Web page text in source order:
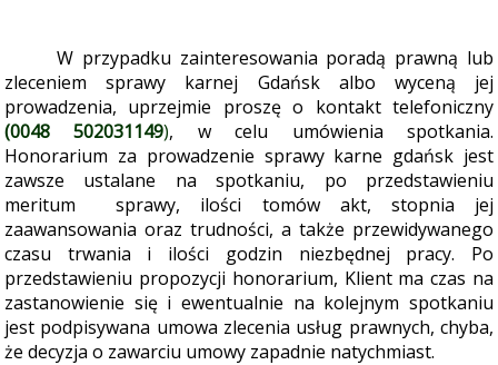
W przypadku zainteresowania poradą prawną lub
zleceniem sprawy karnej Gdańsk albo wyceną jej
prowadzenia, uprzejmie proszę o kontakt telefoniczny
(0048 502031149), w celu umówienia spotkania.
Honorarium za prowadzenie sprawy karne gdańsk jest
zawsze ustalane na spotkaniu, po przedstawieniu
meritum sprawy, ilości tomów akt, stopnia jej
zaawansowania oraz trudności, a także przewidywanego
czasu trwania i ilości godzin niezbędnej pracy. Po
przedstawieniu propozycji honorarium, Klient ma czas na
zastanowienie się i ewentualnie na kolejnym spotkaniu
jest podpisywana umowa zlecenia usług prawnych, chyba,
że decyzja o zawarciu umowy zapadnie natychmiast.